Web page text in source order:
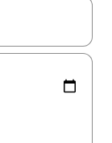
วจผลการค้นหา